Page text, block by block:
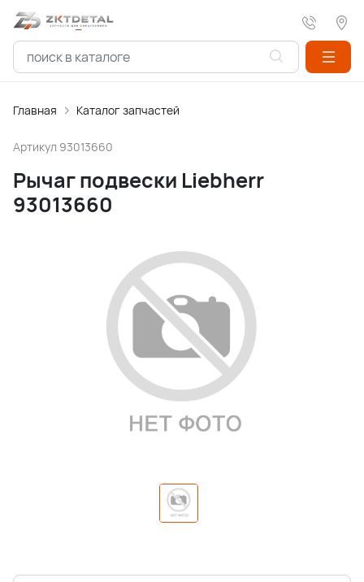
Главная Каталог запчастей
Артикул 93013660
Рычаг подвески Liebherr
93013660